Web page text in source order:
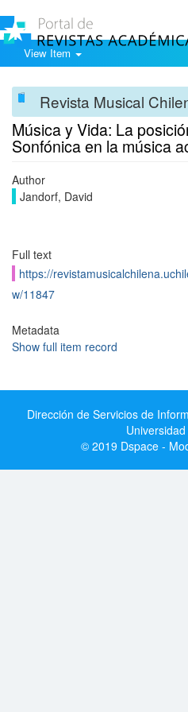
View Item
Revista Musical
Música y Vida: La
Sonfónica en la música
Author
Jandorf, David
Full text
https://
w/11847
Metadata
Show full item record
Dirección de Servicios de
© 2019 Dspace -